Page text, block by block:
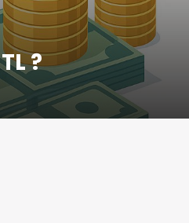
?